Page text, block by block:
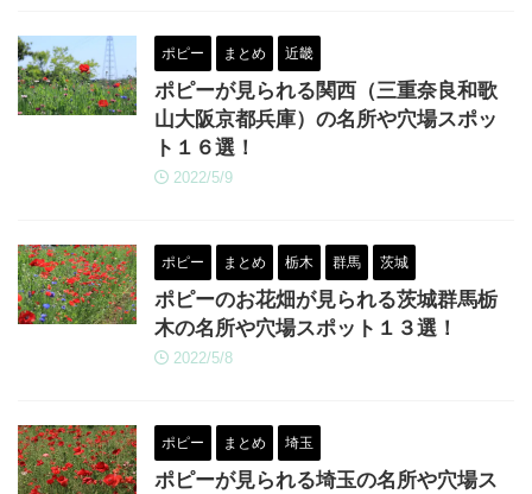
ポピー まとめ 近畿
ポピーが見られる関西（三重奈良和歌
山大阪京都兵庫）の名所や穴場スポッ
ト１６選！
2022/5/9
ポピー まとめ 栃木 群馬 茨城
ポピーのお花畑が見られる茨城群馬栃
木の名所や穴場スポット１３選！
2022/5/8
ポピー まとめ 埼玉
ポピーが見られる埼玉の名所や穴場ス